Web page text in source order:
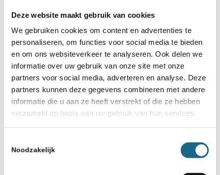
Deze website maakt gebruik van cookies
We gebruiken cookies om content en advertenties te
personaliseren, om functies voor social media te bieden
en om ons websiteverkeer te analyseren. Ook delen we
informatie over uw gebruik van onze site met onze
partners voor social media, adverteren en analyse. Deze
partners kunnen deze gegevens combineren met andere
informatie die u aan ze heeft verstrekt of die ze hebben
verzameld op basis van uw gebruik van hun services.
Noodzakelijk